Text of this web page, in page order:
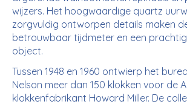
wijzers. Het hoogwaardige quartz
zorgvuldig ontworpen details maken
betrouwbaar tijdmeter en een
object.
Tussen 1948 en 1960 ontwierp het
Nelson meer dan 150 klokken voor de
klokkenfabrikant Howard Miller. De